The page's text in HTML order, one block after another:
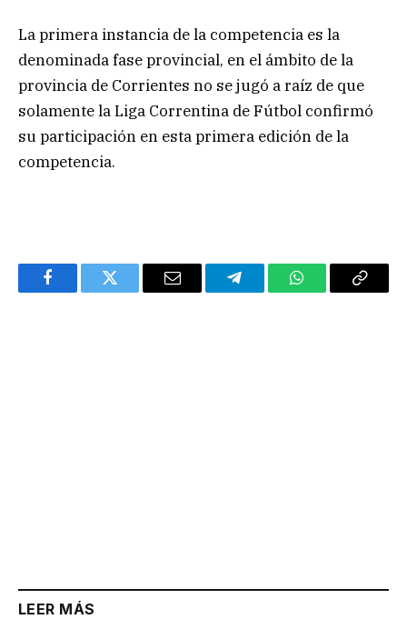
La primera instancia de la competencia es la
denominada fase provincial, en el ámbito de la
provincia de Corrientes no se jugó a raíz de que
solamente la Liga Correntina de Fútbol confirmó
su participación en esta primera edición de la
competencia.
FacebookTwitter Email TelegramWhatsAppCopy
LEER MÁS